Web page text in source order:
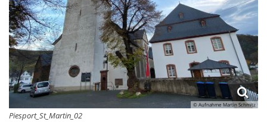
© Aufnahme Martin Schmitz
Piesport_St_Martin_02